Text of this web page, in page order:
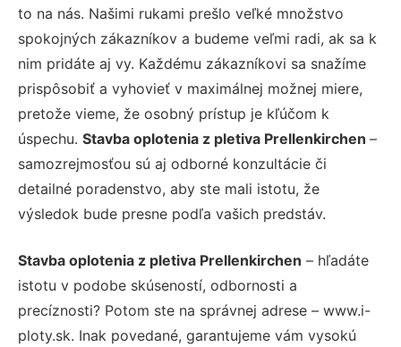
to na nás. Našimi rukami prešlo veľké množstvo
spokojných zákazníkov a budeme veľmi radi, ak sa k
nim pridáte aj vy. Každému zákazníkovi sa snažíme
prispôsobiť a vyhovieť v maximálnej možnej miere,
pretože vieme, že osobný prístup je kľúčom k
úspechu. Stavba oplotenia z pletiva Prellenkirchen –
samozrejmosťou sú aj odborné konzultácie či
detailné poradenstvo, aby ste mali istotu, že
výsledok bude presne podľa vašich predstáv.
Stavba oplotenia z pletiva Prellenkirchen – hľadáte
istotu v podobe skúseností, odbornosti a
precíznosti? Potom ste na správnej adrese – www.i-
ploty.sk. Inak povedané, garantujeme vám vysokú